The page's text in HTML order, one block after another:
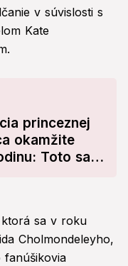
v súvislosti s
Kate
princeznej
okamžite
Toto sa
sa v roku
Cholmondeleyho,